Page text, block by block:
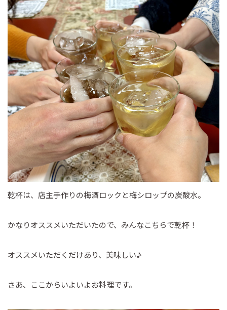
乾杯は、店主手作りの梅酒ロックと梅シロップの炭酸水。
かなりオススメいただいたので、みんなこちらで乾杯！
オススメいただくだけあり、美味しい♪
さあ、ここからいよいよお料理です。